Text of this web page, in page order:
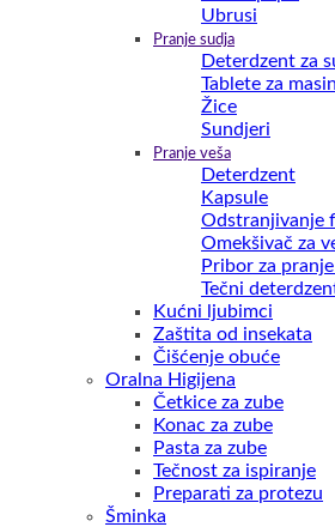
Ubrusi
Pranje sudja
Deterdzent za
Tablete za
Žice
Sundjeri
Pranje veša
Deterdzent
Kapsule
Odstranjivanje
Omekšivač za
Pribor za
Tečni
Kućni ljubimci
Zaštita od insekata
Čišćenje obuće
Oralna Higijena
Četkice za zube
Konac za zube
Pasta za zube
Tečnost za ispiranje
Preparati za protezu
Šminka